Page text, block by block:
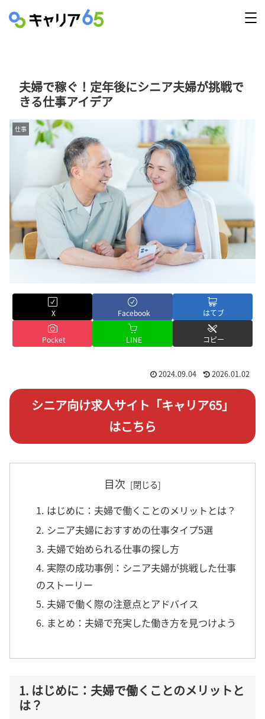
夫婦で稼ぐ！定年後にシニア夫婦が挑戦で
きる仕事アイデア
仕事
X Facebook はてブ
Pocket LINE コピー
2024.09.04 2026.01.02
シニア向け求人サイト「キャリア65」
はこちら
目次
1. はじめに：夫婦で働くことのメリットとは？
2. シニア夫婦におすすめの仕事タイプ5選
3. 夫婦で始められる仕事の探し方
4. 実際の成功事例：シニア夫婦が挑戦した仕事
のストーリー
5. 夫婦で働く際の注意点とアドバイス
6. まとめ：夫婦で充実した働き方を見つけよう
1. はじめに：夫婦で働くことのメリットと
は？